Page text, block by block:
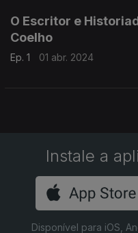
O Escritor e
Coelho
Ep. 1 01 abr. 2024
Instale a
Disponível para iOS,